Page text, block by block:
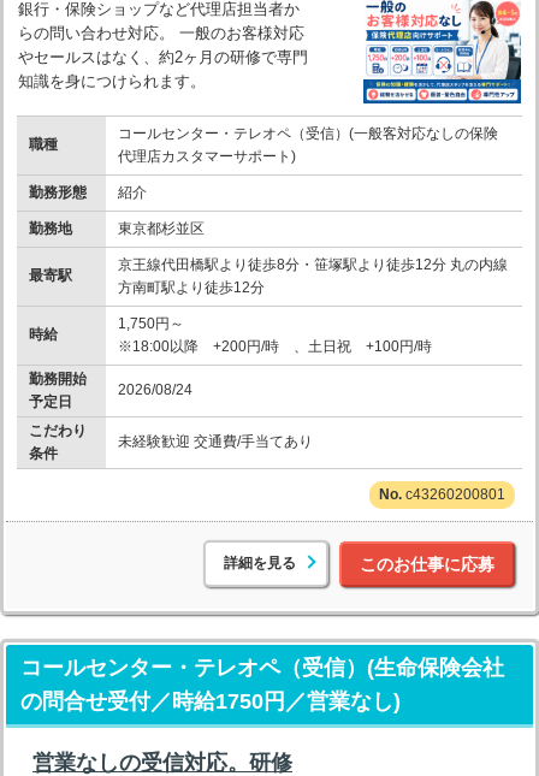
銀行・保険ショップなど代理店担当者か
らの問い合わせ対応。 一般のお客様対応
やセールスはなく、約2ヶ月の研修で専門
知識を身につけられます。
職種
コールセンター・テレオペ（受信）(一般客対応なしの保険
代理店カスタマーサポート)
勤務形態 紹介
勤務地 東京都杉並区
最寄駅
京王線代田橋駅より徒歩8分・笹塚駅より徒歩12分 丸の内線
方南町駅より徒歩12分
時給
1,750円～
※18:00以降 +200円/時 、土日祝 +100円/時
勤務開始
予定日
2026/08/24
こだわり
条件
未経験歓迎 交通費/手当てあり
c43260200801
詳細を見る このお仕事に応募
コールセンター・テレオペ（受信）(生命保険会社
の問合せ受付／時給1750円／営業なし)
営業なしの受信対応。研修